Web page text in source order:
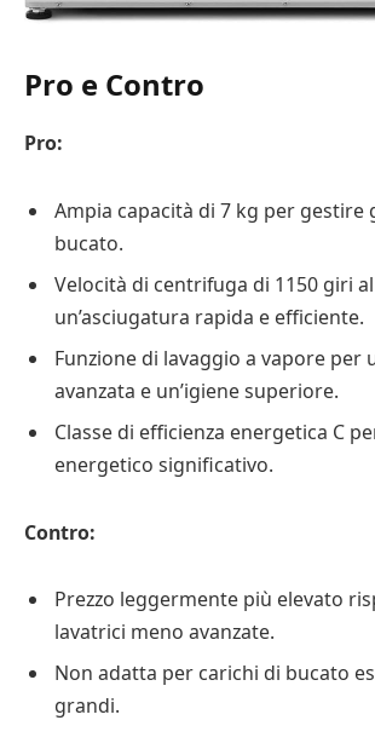
Pro e Contro
Pro:
Ampia capacità di 7 kg per gestire
bucato.
Velocità di centrifuga di 1150 giri
un’asciugatura rapida e efficiente.
Funzione di lavaggio a vapore per
avanzata e un’igiene superiore.
Classe di efficienza energetica C
energetico significativo.
Contro:
Prezzo leggermente più elevato
lavatrici meno avanzate.
Non adatta per carichi di bucato
grandi.